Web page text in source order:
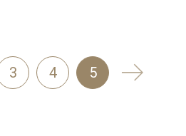
3 4 5 Seguinte